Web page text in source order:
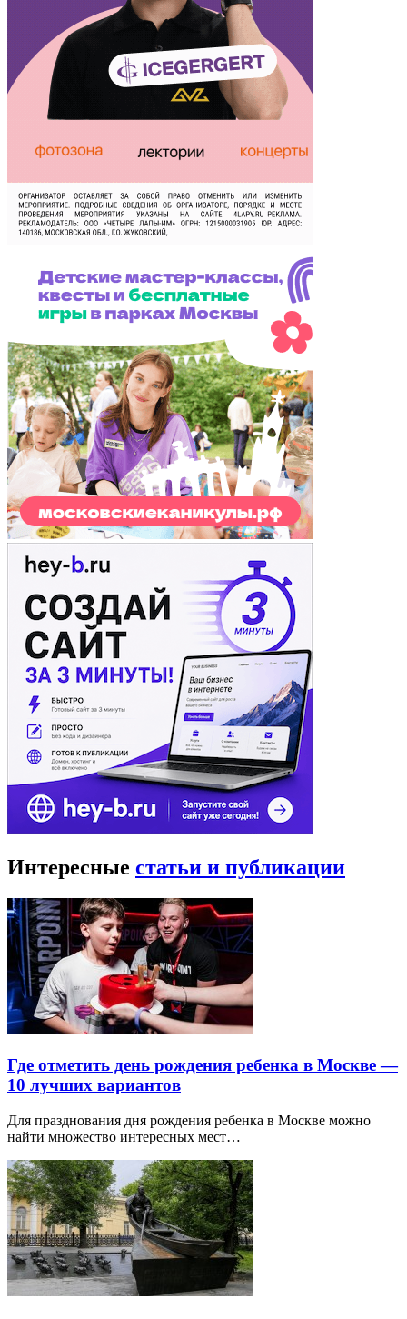
Интересные статьи и публикации
Где отметить день рождения ребенка в Москве —
10 лучших вариантов
Для празднования дня рождения ребенка в Москве можно
найти множество интересных мест…